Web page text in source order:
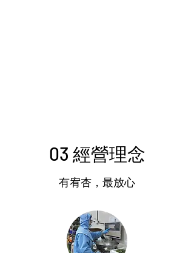
03 經營理念
​有宥杏，最放心